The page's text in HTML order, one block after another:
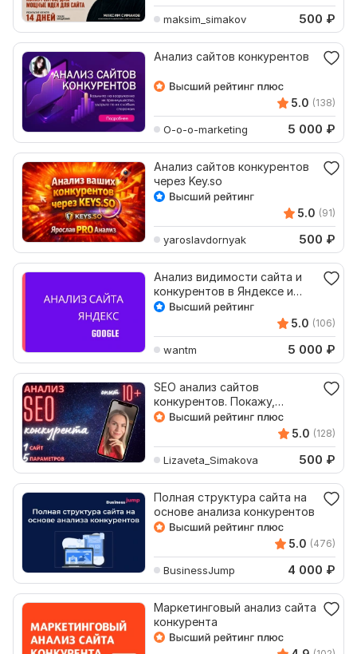
maksim_simakov 500 ₽
Анализ сайтов конкурентов
5.0 (138)
O-o-o-marketing 5 000 ₽
Анализ сайтов конкурентов
через Key.so
5.0 (91)
yaroslavdornyak 500 ₽
Анализ видимости сайта и
конкурентов в Яндексе и
Google
5.0 (106)
wantm 5 000 ₽
SEO анализ сайтов
конкурентов. Покажу,
почему твои конкуренты в
5.0 (128)
Lizaveta_Simakova 500 ₽
Полная структура сайта на
основе анализа конкурентов
5.0 (476)
BusinessJump 4 000 ₽
Маркетинговый анализ сайта
конкурента